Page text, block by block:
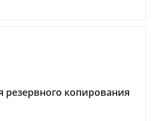
резервного копирования